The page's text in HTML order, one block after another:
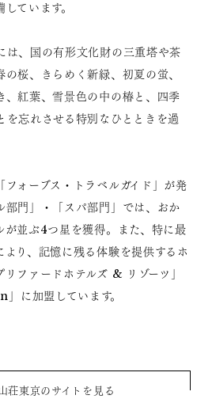
ています。
は、国の有形文化財の三重塔や茶
桜、きらめく新緑、初夏の蛍、
、紅葉、雪景色の中の椿と、四季
を忘れさせる特別なひとときを過
ォーブス・トラベルガイド」が発
部門」・「スパ部門」では、おか
が並ぶ4つ星を獲得。また、特に最
り、記憶に残る体験を提供するホ
ファードホテルズ & リゾーツ」
に加盟しています。
荘東京のサイトを見る